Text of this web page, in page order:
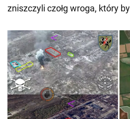
zniszczyli czołg wroga, który